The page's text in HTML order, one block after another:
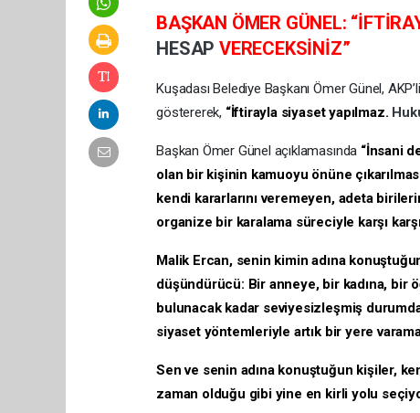
BAŞKAN ÖMER GÜNEL:
HESAP VERECEKSİNİZ”
Kuşadası Belediye Başkanı Ömer Günel,
göstererek, “İftirayla siyaset yapılmaz.
Başkan Ömer Günel açıklamasında “İnsani
olan bir kişinin kamuoyu önüne
kendi kararlarını veremeyen, adeta
organize bir karalama süreciyle karşı
Malik Ercan, senin kimin adına
düşündürücü: Bir anneye, bir kadına, bir
bulunacak kadar seviyesizleşmiş
siyaset yöntemleriyle artık bir yere
Sen ve senin adına konuştuğun kişiler,
zaman olduğu gibi yine en kirli yolu